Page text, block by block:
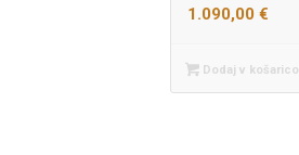
1.090,00 €
Dodaj v košarico